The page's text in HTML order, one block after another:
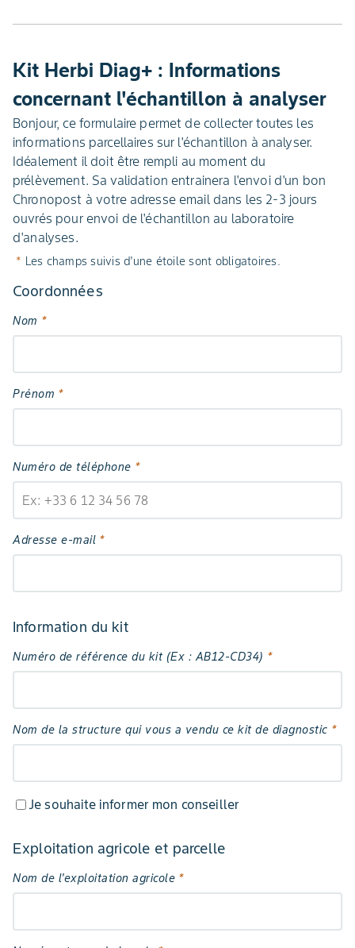
Kit Herbi Diag+ : Informations
concernant l'échantillon à analyser
Bonjour, ce formulaire permet de collecter toutes les
informations parcellaires sur l'échantillon à analyser.
Idéalement il doit être rempli au moment du
prélèvement. Sa validation entrainera l'envoi d'un bon
Chronopost à votre adresse email dans les 2-3 jours
ouvrés pour envoi de l'échantillon au laboratoire
d'analyses.
* Les champs suivis d'une étoile sont obligatoires.
Coordonnées
Nom *
Prénom *
Numéro de téléphone *
Adresse e-mail *
Information du kit
Numéro de référence du kit (Ex : AB12-CD34) *
Nom de la structure qui vous a vendu ce kit de diagnostic *
Je souhaite informer mon conseiller
Exploitation agricole et parcelle
Nom de l'exploitation agricole *